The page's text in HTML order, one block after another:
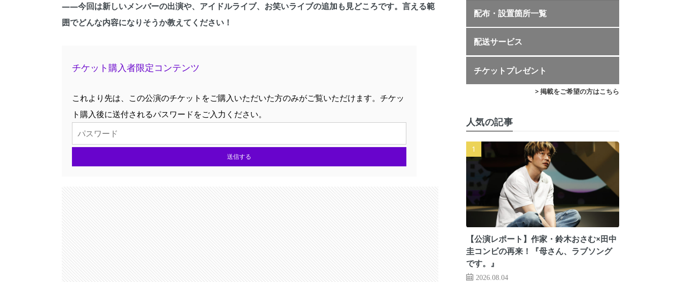
――今回は新しいメンバーの出演や、アイドルライブ、お笑いライブの追加も見どころです。言える範
囲でどんな内容になりそうか教えてください！
チケット購入者限定コンテンツ
これより先は、この公演のチケットをご購入いただいた方のみがご覧いただけます。チケッ
ト購入後に送付されるパスワードをご入力ください。
送信する
配布・設置箇所一覧
配送サービス
チケットプレゼント
> 掲載をご希望の方はこちら
人気の記事
【公演レポート】作家・鈴木おさむ×田中
圭コンビの再来！『母さん、ラブソング
です。』
2026.08.04